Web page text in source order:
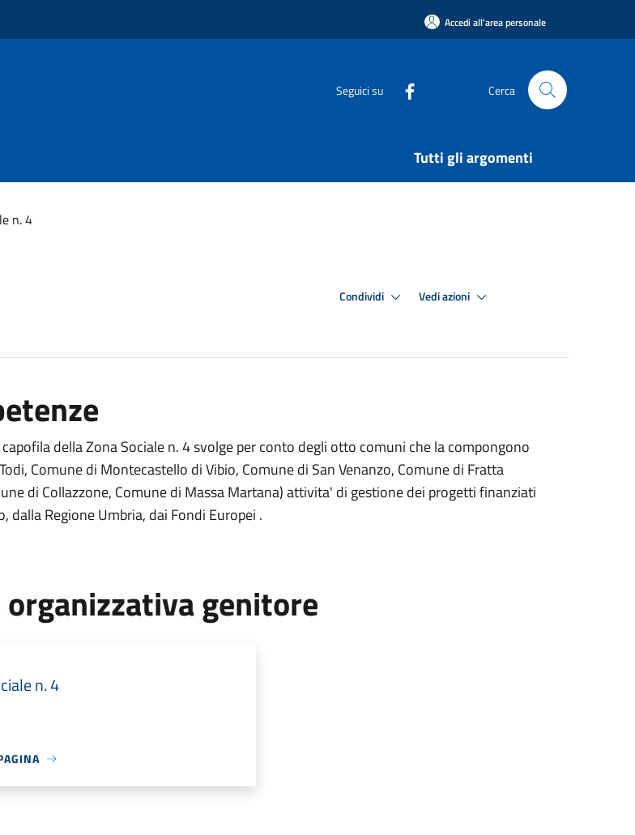
Accedi all'area personale
Seguici su Cerca
Tutti gli argomenti
n. 4
Condividi Vedi azioni
della Zona Sociale n. 4 svolge per conto degli otto comuni che la compongono
Comune di Montecastello di Vibio, Comune di San Venanzo, Comune di Fratta
di Collazzone, Comune di Massa Martana) attivita' di gestione dei progetti finanziati
dalla Regione Umbria, dai Fondi Europei .
genitore
n. 4